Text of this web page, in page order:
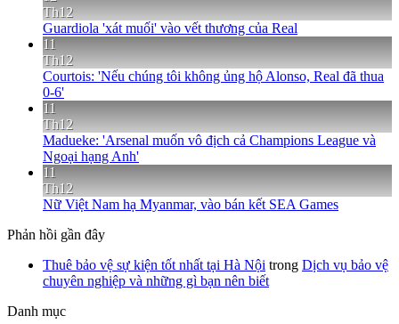
Th12
Guardiola 'xát muối' vào vết thương của Real
11
Th12
Courtois: 'Nếu chúng tôi không ủng hộ Alonso, Real đã thua
0-6'
11
Th12
Madueke: 'Arsenal muốn vô địch cả Champions League và
Ngoại hạng Anh'
11
Th12
Nữ Việt Nam hạ Myanmar, vào bán kết SEA Games
Phản hồi gần đây
Thuê bảo vệ sự kiện tốt nhất tại Hà Nội trong Dịch vụ bảo vệ
chuyên nghiệp và những gì bạn nên biết
Danh mục